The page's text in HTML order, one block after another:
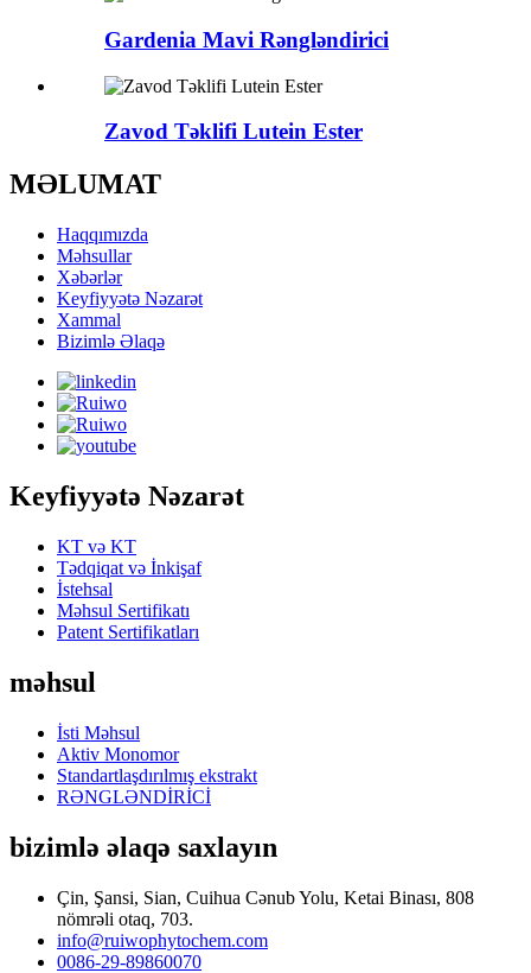
Gardenia Mavi Rəngləndirici
Zavod Təklifi Lutein Ester
MƏLUMAT
Haqqımızda
Məhsullar
Xəbərlər
Keyfiyyətə Nəzarət
Xammal
Bizimlə Əlaqə
Keyfiyyətə Nəzarət
KT və KT
Tədqiqat və İnkişaf
İstehsal
Məhsul Sertifikatı
Patent Sertifikatları
məhsul
İsti Məhsul
Aktiv Monomor
Standartlaşdırılmış ekstrakt
RƏNGLƏNDİRİCİ
bizimlə əlaqə saxlayın
Çin, Şansi, Sian, Cuihua Cənub Yolu, Ketai Binası, 808
nömrəli otaq, 703.
info@ruiwophytochem.com
0086-29-89860070